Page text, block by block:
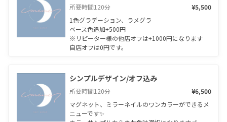
所要時間120分
¥5,500
1色グラデーション、ラメグラ
ベース色追加+500円
※リピーター様の他店オフは+1000円になります
自店オフは0円です。
シンプルデザイン/オフ込み
所要時間120分
¥6,500
マグネット、ミラーネイルのワンカラーができるメ
ニューです✨